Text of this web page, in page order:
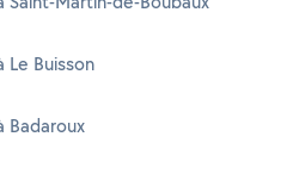
Le Buisson
Badaroux